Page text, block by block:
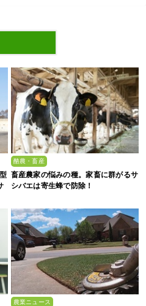
酪農・畜産
畜産農家の悩みの種。家畜に群がるサ
シバエは寄生蜂で防除！
農業ニュース